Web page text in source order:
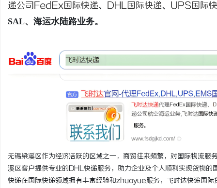
递公司FedEx国际快递、 DHL国际快递、 UPS国际
SAL、海运水陆路业务。
无锡梁溪区作为经济活跃的区域之一，商贸往来频繁，对国际物流
溪区客户提供专业的DHL快递服务，助力企业及个人顺利实现货物
快递在国际快递领域拥有丰富经验和zhuoyue服务，飞时达快递国